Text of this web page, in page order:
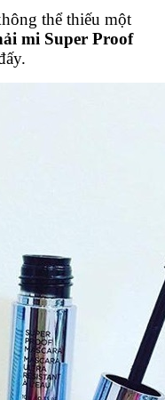
thể thiếu một
mi Super Proof